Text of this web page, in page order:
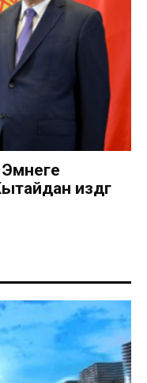
издөөгө